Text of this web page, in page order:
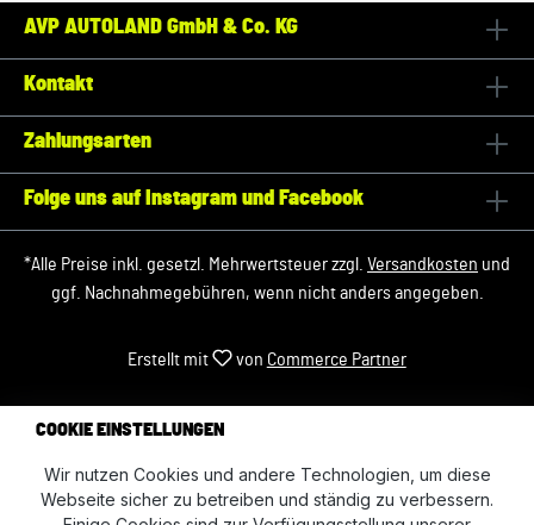
AVP AUTOLAND GmbH & Co. KG
Kontakt
Zahlungsarten
Folge uns auf Instagram und Facebook
*Alle Preise inkl. gesetzl. Mehrwertsteuer zzgl. Versandkosten und
ggf. Nachnahmegebühren, wenn nicht anders angegeben.
Erstellt mit von Commerce Partner
COOKIE EINSTELLUNGEN
Wir nutzen Cookies und andere Technologien, um diese
Webseite sicher zu betreiben und ständig zu verbessern.